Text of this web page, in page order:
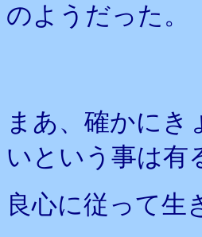
のようだった。
まあ、確かにき
いという事は有
良心に従って生